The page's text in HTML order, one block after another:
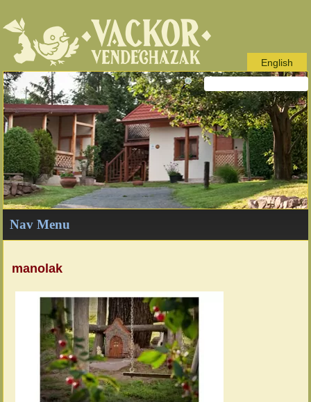
English
Nav Menu
manolak